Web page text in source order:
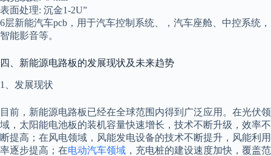
表面处理: 沉金1-2U”
6层新能汽车pcb，用于汽车控制系统、，汽车座舱、中控系统，
智能影音等。
四、新能源电路板的发展现状及未来趋势
1、发展现状
目前，新能源电路板已经在全球范围内得到广泛应用。在光伏领
域，太阳能电池板的装机容量快速增长，技术不断升级，效率不
断提高；在风电领域，风能发电设备的技术不断提升，风能利用
率逐步提高；在电动汽车领域 ，充电桩的建设速度加快，覆盖范